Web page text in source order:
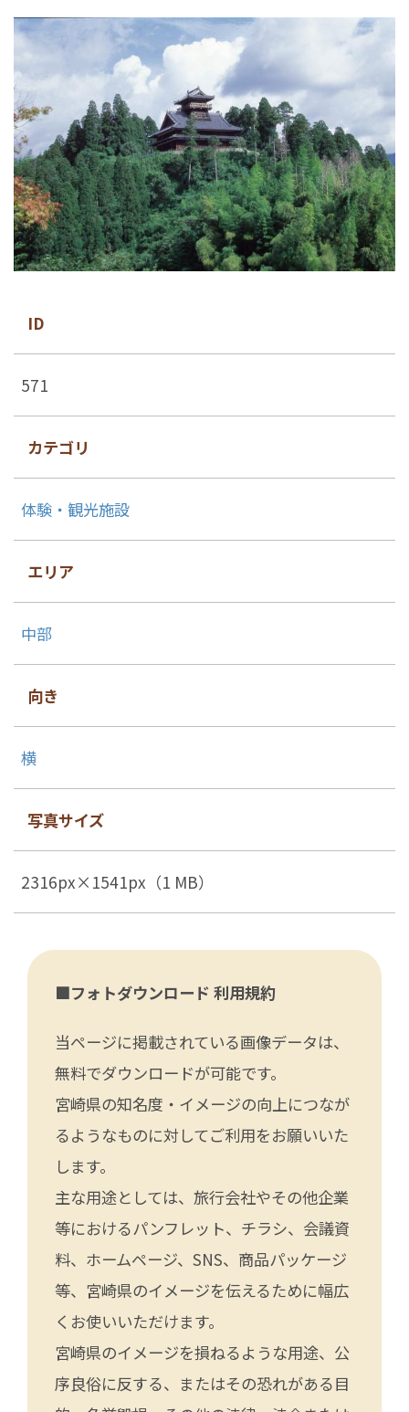
ID
571
カテゴリ
体験・観光施設
エリア
中部
向き
横
写真サイズ
2316px×1541px（1 MB）
■フォトダウンロード 利用規約
当ページに掲載されている画像データは、
無料でダウンロードが可能です。
宮崎県の知名度・イメージの向上につなが
るようなものに対してご利用をお願いいた
します。
主な用途としては、旅行会社やその他企業
等におけるパンフレット、チラシ、会議資
料、ホームページ、SNS、商品パッケージ
等、宮崎県のイメージを伝えるために幅広
くお使いいただけます。
宮崎県のイメージを損ねるような用途、公
序良俗に反する、またはその恐れがある目